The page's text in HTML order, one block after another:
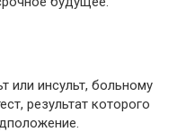
или инсульт, больному
результат которого